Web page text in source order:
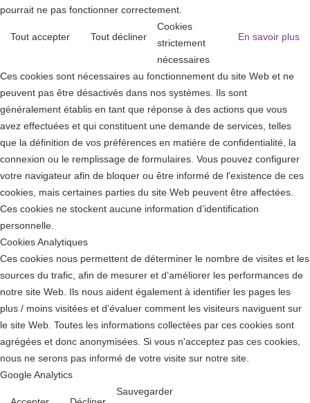
pourrait ne pas fonctionner correctement.
Tout accepter Tout décliner En savoir plus
Cookies
strictement
nécessaires
Ces cookies sont nécessaires au fonctionnement du site Web et ne
peuvent pas être désactivés dans nos systèmes. Ils sont
généralement établis en tant que réponse à des actions que vous
avez effectuées et qui constituent une demande de services, telles
que la définition de vos préférences en matière de confidentialité, la
connexion ou le remplissage de formulaires. Vous pouvez configurer
votre navigateur afin de bloquer ou être informé de l'existence de ces
cookies, mais certaines parties du site Web peuvent être affectées.
Ces cookies ne stockent aucune information d’identification
personnelle.
Cookies Analytiques
Ces cookies nous permettent de déterminer le nombre de visites et les
sources du trafic, afin de mesurer et d’améliorer les performances de
notre site Web. Ils nous aident également à identifier les pages les
plus / moins visitées et d’évaluer comment les visiteurs naviguent sur
le site Web. Toutes les informations collectées par ces cookies sont
agrégées et donc anonymisées. Si vous n'acceptez pas ces cookies,
nous ne serons pas informé de votre visite sur notre site.
Google Analytics
Sauvegarder